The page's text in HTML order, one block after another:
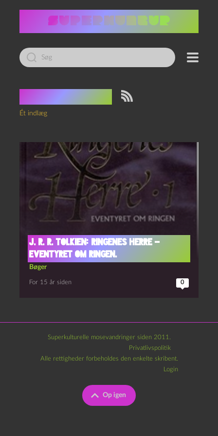
Led
efter:
Aragon
Ét indlæg
J. R. R. Tolkien: Ringenes Herre –
Eventyret om Ringen.
Bøger
For 15 år siden 0
Superkulturelle mosevandringer siden 2011.
Privatlivspolitik
Op igen
Alle rettigheder forbeholdes den enkelte skribent.
Login